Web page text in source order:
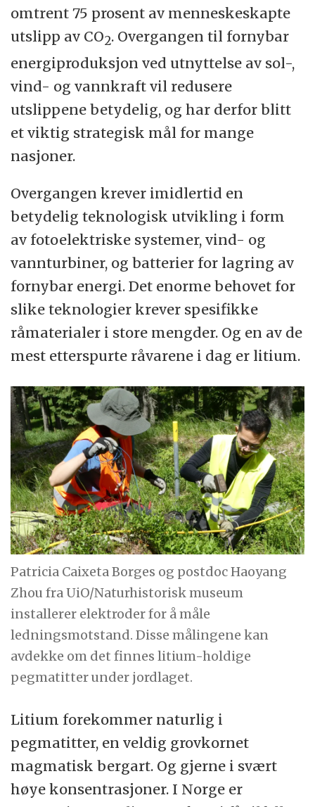
omtrent 75 prosent av menneskeskapte
utslipp av CO2. Overgangen til fornybar
energiproduksjon ved utnyttelse av sol-,
vind- og vannkraft vil redusere
utslippene betydelig, og har derfor blitt
et viktig strategisk mål for mange
nasjoner.
Overgangen krever imidlertid en
betydelig teknologisk utvikling i form
av fotoelektriske systemer, vind- og
vannturbiner, og batterier for lagring av
fornybar energi. Det enorme behovet for
slike teknologier krever spesifikke
råmaterialer i store mengder. Og en av de
mest etterspurte råvarene i dag er litium.
Patricia Caixeta Borges og postdoc Haoyang
Zhou fra UiO/Naturhistorisk museum
installerer elektroder for å måle
ledningsmotstand. Disse målingene kan
avdekke om det finnes litium-holdige
pegmatitter under jordlaget.
Litium forekommer naturlig i
pegmatitter, en veldig grovkornet
magmatisk bergart. Og gjerne i svært
høye konsentrasjoner. I Norge er